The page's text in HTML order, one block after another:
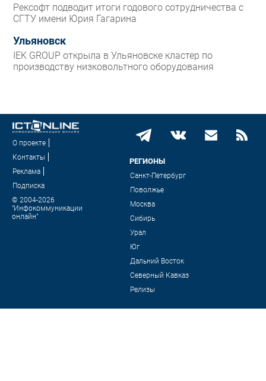
Рексофт подводит итоги годового сотрудничества с
СГТУ имени Юрия Гагарина
Ульяновск
IEK GROUP открыла в Ульяновске кластер по
производству низковольтного оборудования
О проекте
Контакты
Реклама
Подписка
© 2004-2026
"Инфокоммуникации
онлайн"
РЕГИОНЫ
Санкт-Петербург
Поволжье
Москва
Сибирь
Урал
Юг
Дальний Восток
Северный Кавказ
Релизы